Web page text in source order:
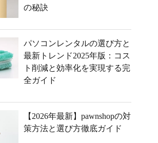
の秘訣
パソコンレンタルの選び方と
最新トレンド2025年版：コス
ト削減と効率化を実現する完
全ガイド
【2026年最新】pawnshopの対
策方法と選び方徹底ガイド